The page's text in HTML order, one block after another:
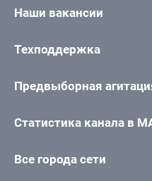
Наши вакансии
Техподдержка
Предвыборная
Статистика канала в
Все города сети